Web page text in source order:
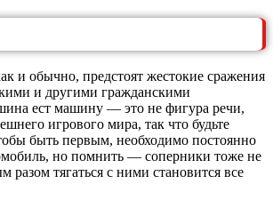
и обычно, предстоят жестокие сражения
и другими гражданскими
ест машину — это не фигура речи,
игрового мира, так что будьте
быть первым, необходимо постоянно
но помнить — соперники тоже не
разом тягаться с ними становится все